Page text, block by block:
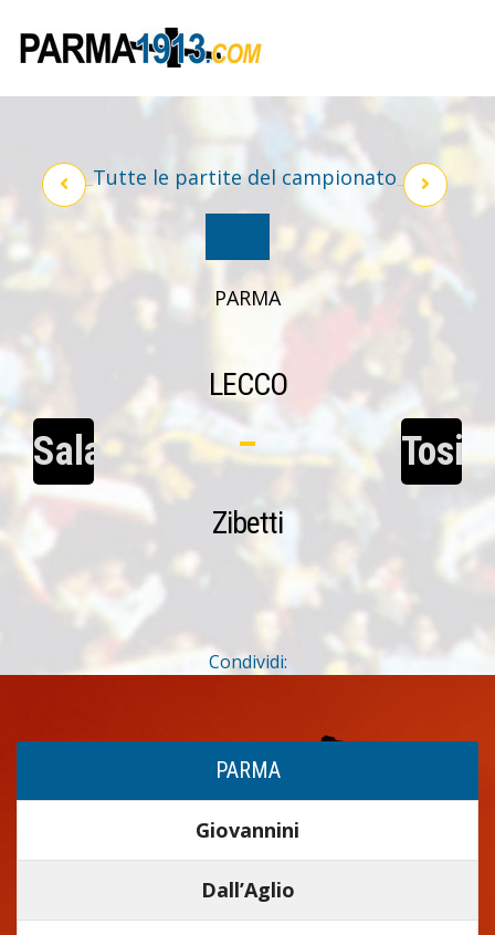
Tutte le partite del campionato
PARMA
LECCO
Sala Tosi
Zibetti
Condividi:
PARMA
Giovannini
Dall’Aglio